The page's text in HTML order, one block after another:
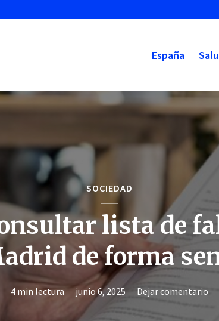
España
SOCIEDAD
lista de
de forma
4 min lectura junio 6, 2025 Dejar comentario